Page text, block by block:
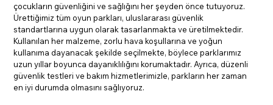
çocukların güvenliğini ve sağlığını her şeyden önce tutuyoruz.
Ürettiğimiz tüm oyun parkları, uluslararası güvenlik
standartlarına uygun olarak tasarlanmakta ve üretilmektedir.
Kullanılan her malzeme, zorlu hava koşullarına ve yoğun
kullanıma dayanacak şekilde seçilmekte, böylece parklarımız
uzun yıllar boyunca dayanıklılığını korumaktadır. Ayrıca, düzenli
güvenlik testleri ve bakım hizmetlerimizle, parkların her zaman
en iyi durumda olmasını sağlıyoruz.